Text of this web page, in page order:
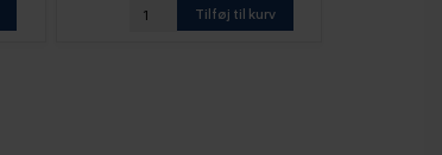
Tilføj til kurv